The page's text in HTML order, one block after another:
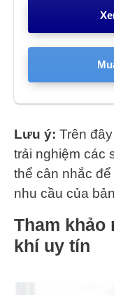
Lưu ý: Trên
trải nghiệm các
thể cân nhắc
nhu cầu của
Tham khảo
khí uy tín